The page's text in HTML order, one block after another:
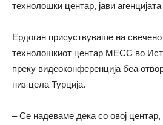
технолошки центар, јави
Ердоган присуствуваше на
технолошкиот центар МЕСС во
преку видеоконференција беа
низ цела Турција.
– Се надеваме дека со овој центар,